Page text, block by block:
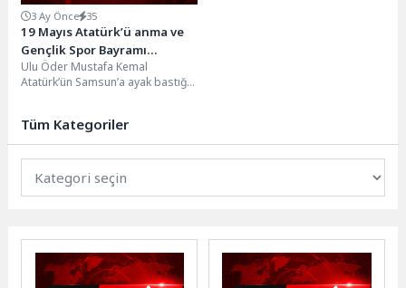
3 Ay Önce 35
19 Mayıs Atatürk’ü anma ve
Gençlik Spor Bayramı
çoşkuyla kutlandı
Ulu Öder Mustafa Kemal
Atatürk’ün Samsun’a ayak bastığı
Tüm Kategoriler